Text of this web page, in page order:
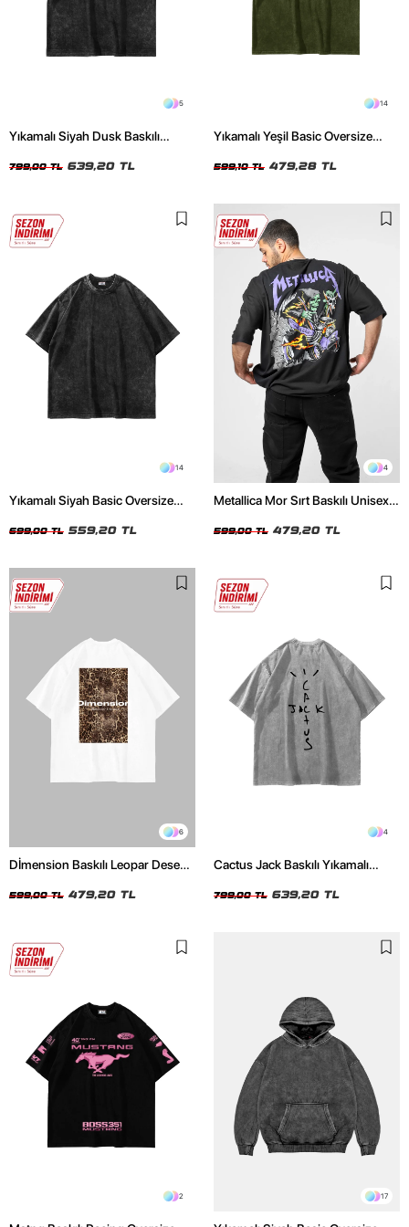
5
Yıkamalı Siyah Dusk Baskılı
799,00 TL 639,20 TL
14
Yıkamalı Yeşil Basic Oversize
599,10 TL 479,28 TL
14
Yıkamalı Siyah Basic Oversize
699,00 TL 559,20 TL
4
Metallica Mor Sırt Baskılı Unisex
599,00 TL 479,20 TL
6
Dİmension Baskılı Leopar Desenli
Tshirt
599,00 TL 479,20 TL
4
Cactus Jack Baskılı Yıkamalı
799,00 TL 639,20 TL
2 17